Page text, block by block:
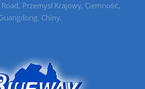
Przemysł Krajowy, Ciemność,
Chiny.